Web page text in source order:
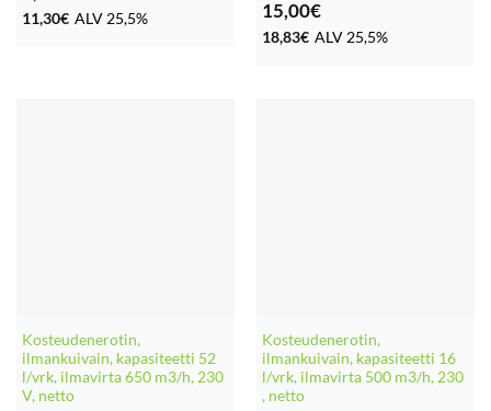
11,30€ ALV 25,5% 15,00€
18,83€ ALV 25,5%
Kosteudenerotin,
ilmankuivain, kapasiteetti 52
l/vrk, ilmavirta 650 m3/h, 230
V, netto
Kosteudenerotin,
ilmankuivain, kapasiteetti 16
l/vrk, ilmavirta 500 m3/h, 230
, netto